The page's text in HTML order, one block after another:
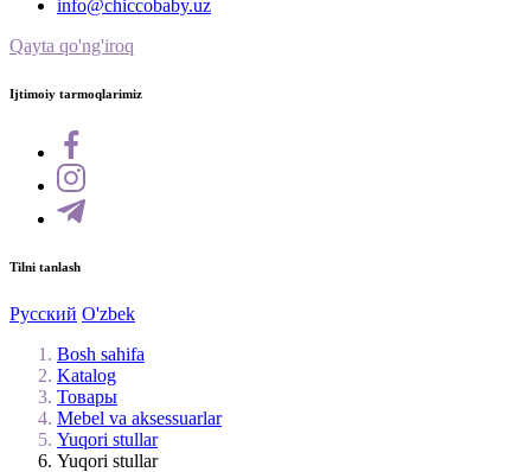
info@chiccobaby.uz
Qayta qo'ng'iroq
Ijtimoiy tarmoqlarimiz
Tilni tanlash
Русский O'zbek
Bosh sahifa
Katalog
Товары
Mebel va aksessuarlar
Yuqori stullar
Yuqori stullar